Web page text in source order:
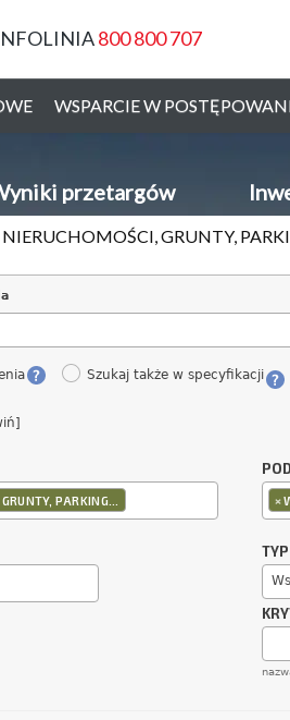
800 800 707
WSPARCIE W
przetargów
GRUNTY,
Szukaj także w specyfikacji
PARKING... ×